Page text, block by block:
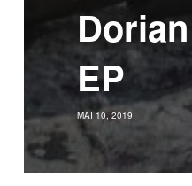
EP
MAI 10, 2019